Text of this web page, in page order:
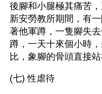
後腳和小腿極其痛苦
新安勞教所期間，有
著他軍蹲，一隻腳失
蹲，一天十來個小時
比，象腳的骨頭直接
(七) 性虐待